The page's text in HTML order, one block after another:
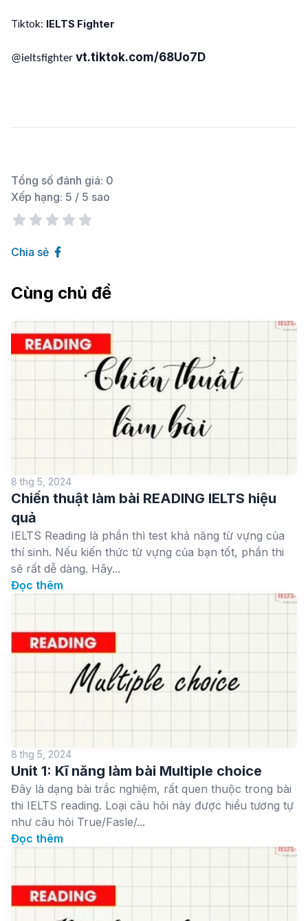
Tiktok: IELTS Fighter
@ieltsfighter vt.tiktok.com/68Uo7D
Tổng số đánh giá: 0
Xếp hạng: 5 / 5 sao
Chia sẻ
Cùng chủ đề
8 thg 5, 2024
Chiến thuật làm bài READING IELTS hiệu
quả
IELTS Reading là phần thì test khả năng từ vựng của
thí sinh. Nếu kiến thức từ vựng của bạn tốt, phần thi
sẽ rất dễ dàng. Hãy...
Đọc thêm
8 thg 5, 2024
Unit 1: Kĩ năng làm bài Multiple choice
Đây là dạng bài trắc nghiệm, rất quen thuộc trong bài
thi IELTS reading. Loại câu hỏi này được hiểu tương tự
như câu hỏi True/Fasle/...
Đọc thêm